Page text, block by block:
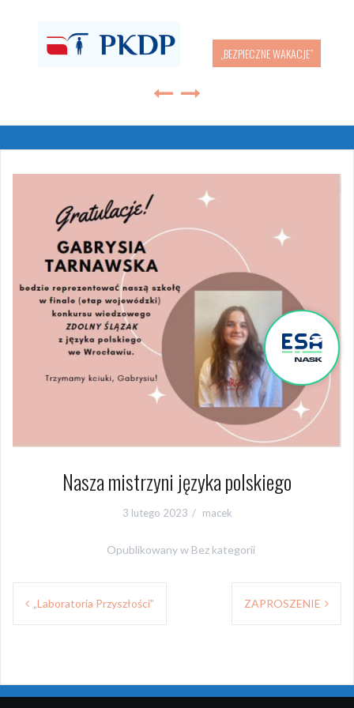
„BEZPIECZNE WAKACJE”
Nasza mistrzyni języka polskiego
3 lutego 2023 macek
Opublikowany w Bez kategorii
Nawigacja
wpisu„Laboratoria Przyszłości” ZAPROSZENIE